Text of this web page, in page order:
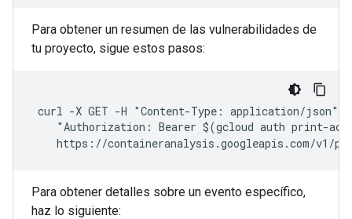
Para obtener un resumen de las vulnerabilidades de
tu proyecto, sigue estos pasos:
curl -X GET -H "Content-Type: application/json"
"Authorization: Bearer $(gcloud auth print-
https://containeranalysis.googleapis.com/v1/
Para obtener detalles sobre un evento específico,
haz lo siguiente: